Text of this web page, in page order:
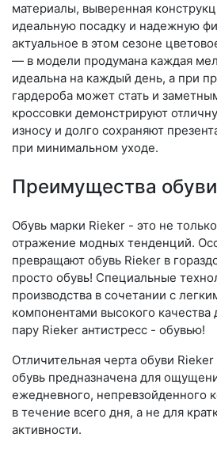
материалы, выверенная
идеальную посадку и надежную
актуальное в этом сезоне
— в модели продумана каждая
идеальна на каждый день, а при
гардероба может стать и
кроссовки демонстрируют
износу и долго сохраняют
при минимальном уходе.
Преимущества
Обувь марки Rieker - это не
отражение модных тенденций.
превращают обувь Rieker в
просто обувь! Специальные
производства в сочетании с
компонентами высокого
пару Rieker антистресс - обувью!
Отличительная черта обуви
обувь предназначена для
ежедневного, непревзойденного
в течение всего дня, а не для
активности.